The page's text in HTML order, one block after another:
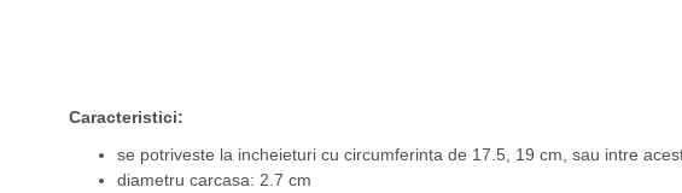
Caracteristici:
se potriveste la incheieturi cu circumferinta de 17.5, 19 cm, sau intre
diametru carcasa: 2.7 cm